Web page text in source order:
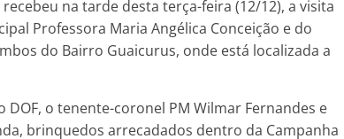
na tarde desta terça-feira (12/12), a visita
Professora Maria Angélica Conceição e do
do Bairro Guaicurus, onde está localizada a
o tenente-coronel PM Wilmar Fernandes e
brinquedos arrecadados dentro da Campanha